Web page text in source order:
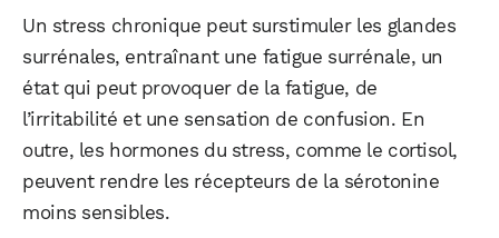
Un stress chronique peut surstimuler les glandes
surrénales, entraînant une fatigue surrénale, un
état qui peut provoquer de la fatigue, de
l’irritabilité et une sensation de confusion. En
outre, les hormones du stress, comme le cortisol,
peuvent rendre les récepteurs de la sérotonine
moins sensibles.